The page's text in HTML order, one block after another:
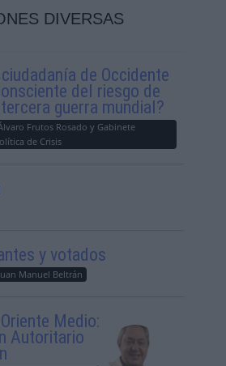
DIVERSAS
de Occidente
del riesgo de
guerra mundial?
Frutos Rosado y Gabinete
de Crisis
y votados
Manuel Beltrán
Medio:
Autoritario